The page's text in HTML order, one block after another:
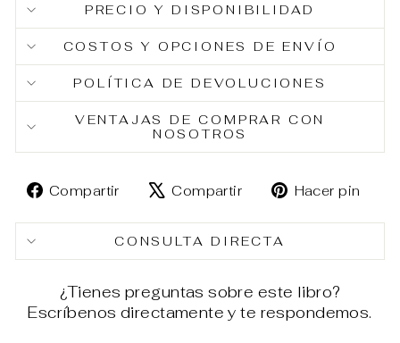
PRECIO Y DISPONIBILIDAD
COSTOS Y OPCIONES DE ENVÍO
POLÍTICA DE DEVOLUCIONES
VENTAJAS DE COMPRAR CON
NOSOTROS
Compartir
Compartir
Facebook
Compartir
Tuitear
X
Hacer pin
CONSULTA DIRECTA
¿Tienes preguntas sobre este libro?
Escríbenos directamente y te respondemos.